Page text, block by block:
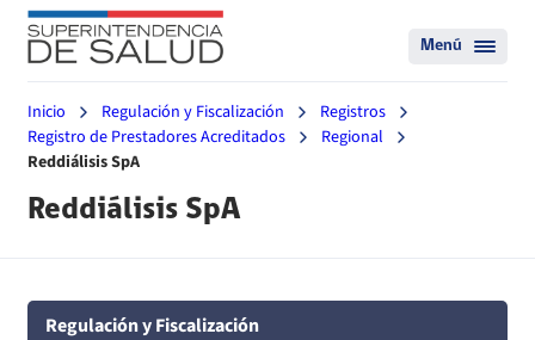
Menú
Inicio Regulación y Fiscalización
Registros
Registro de Prestadores Acreditados
Regional
Reddiálisis SpA
Reddiálisis SpA
Regulación y Fiscalización